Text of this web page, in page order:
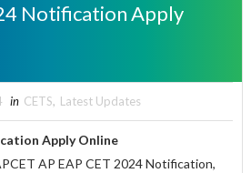
Notification Apply
in CETS, Latest Updates
Apply Online
AP EAP CET 2024 Notification,